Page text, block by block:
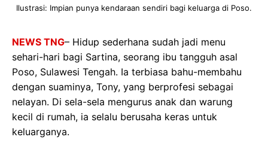
Ilustrasi: Impian punya kendaraan sendiri bagi keluarga di Poso.
NEWS TNG– Hidup sederhana sudah jadi menu
sehari-hari bagi Sartina, seorang ibu tangguh asal
Poso, Sulawesi Tengah. Ia terbiasa bahu-membahu
dengan suaminya, Tony, yang berprofesi sebagai
nelayan. Di sela-sela mengurus anak dan warung
kecil di rumah, ia selalu berusaha keras untuk
keluarganya.